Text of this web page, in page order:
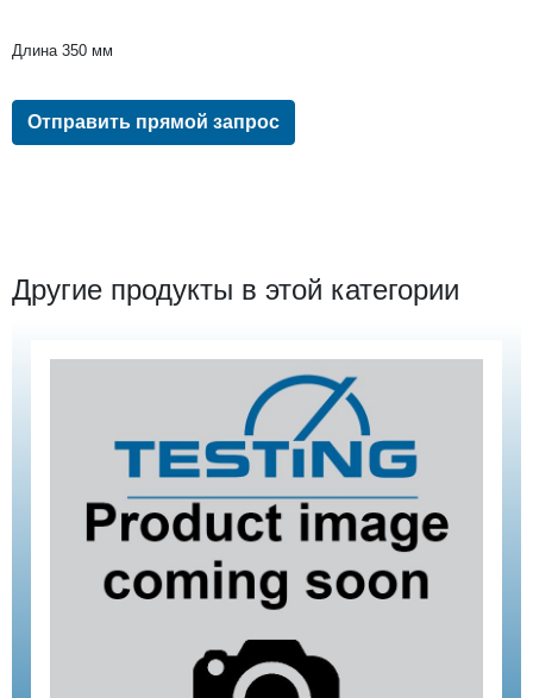
Длина 350 мм
Отправить прямой запрос
Другие продукты в этой категории